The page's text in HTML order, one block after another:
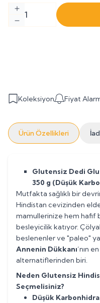
Koleksiyon Fiyat
Ürün Özellikleri
Glutensiz Dedi
350 g (Düşük
Mutfakta sağlıklı bir
Hindistan cevizinden
mamullerinize hem hafif
besleyicilik katıyor.
beslenenler ve "paleo"
Annenin Dükkanı’nın
alternatiflerinden biri.
Neden Glutensiz
Seçmelisiniz?
Düşük